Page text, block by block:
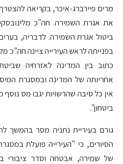
מרים פיירברג-איכר, בקריאה
את אגרת השמירה. חה"כ
ביטול אגרת השמירה. לדבריה,
בפנייתה לראש העירייה ציינה חה"כ
כתוב בין המדינה לאזרחיה
אחריותה של המדינה ובמסגרת
אין כל סיבה שהרשויות יגבו מס
ביטחון".
גורם בעיריית נתניה מסר בהמשך
הסיורים, כי "העירייה פועלת
של שמירה, אבטחה וסדר ציבורי